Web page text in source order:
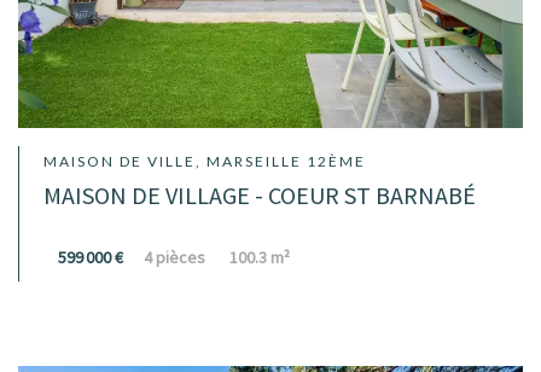
MAISON DE VILLE, MARSEILLE 12ÈME
MAISON DE VILLAGE - COEUR ST BARNABÉ
599 000 € 4 pièces 100.3 m²